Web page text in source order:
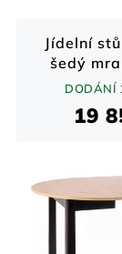
Jídelní
šedý
mat /
DODÁNÍ
19